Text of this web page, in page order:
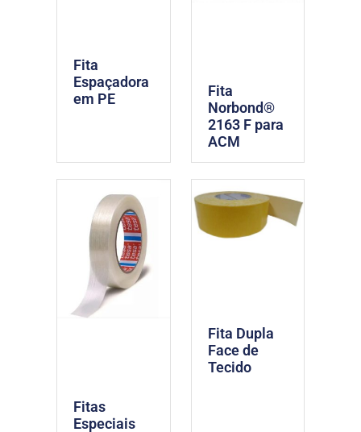
Fita
Espaçadora
em PE
Fita
Norbond®
2163 F para
ACM
Fitas
Especiais
Fita Dupla
Face de
Tecido